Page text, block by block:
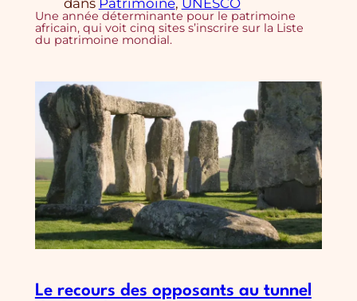
Une année déterminante pour le patrimoine
africain, qui voit cinq sites s’inscrire sur la Liste
du patrimoine mondial.
Le recours des opposants au tunnel